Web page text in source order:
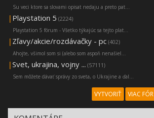
Su veci ktore sa slovami opisat nedaju a preto pat...
| Playstation 5 (2224)
Playstation 5 fórum - Všetko týkajúc sa tejto plat...
| Zľavy/akcie/rozdávačky - pc (402)
Ahojte, všimol som si (alebo som aspoň nenašiel...
| Svet, ukrajina, vojny ... (57111)
Sem môžete dávať správy zo sveta, o Ukrajine a ďal...
VYTVORIŤ VIAC FÓR